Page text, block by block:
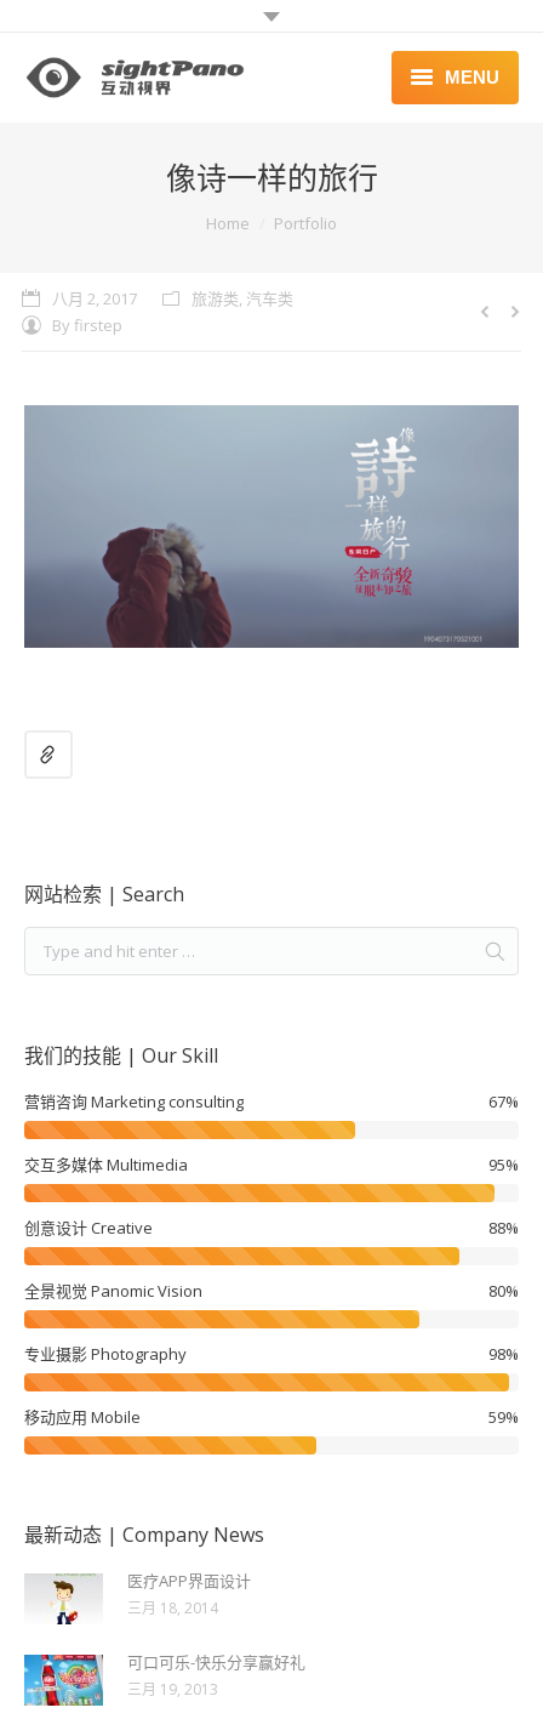
MENU
案例 | WORKS
像诗一样的旅行
Home Portfolio
八月 2, 2017 旅游类, 汽车类
By firstep
网站检索 | Search
我们的技能 | Our Skill
营销咨询 Marketing consulting 67%
交互多媒体 Multimedia 95%
创意设计 Creative 88%
全景视觉 Panomic Vision 80%
专业摄影 Photography 98%
移动应用 Mobile 59%
最新动态 | Company News
医疗APP界面设计
三月 18, 2014
可口可乐-快乐分享赢好礼
三月 19, 2013